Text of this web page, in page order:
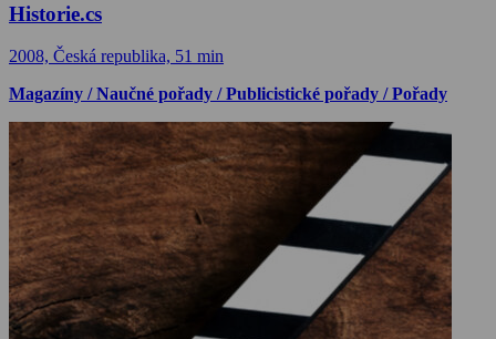
Historie.cs
2008, Česká republika, 51 min
Magazíny / Naučné pořady / Publicistické pořady / Pořady